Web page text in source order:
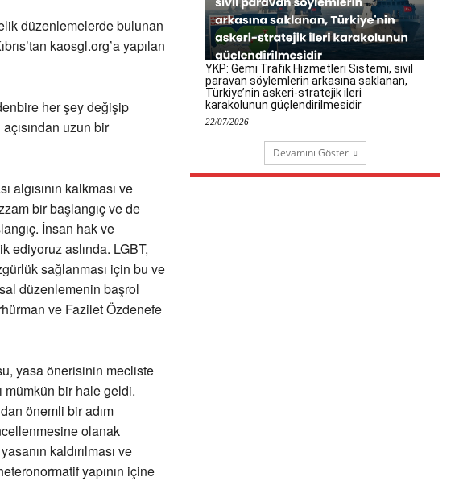
düzenlemelerde bulunan
kaosgl.org’a yapılan
her şey değişip
uzun bir
kalkması ve
bir başlangıç ve de
İnsan hak ve
ediyoruz aslında. LGBT,
sağlanması için bu ve
düzenlemenin başrol
ve Fazilet Özdenefe
yasa önerisinin mecliste
mümkün bir hale geldi.
önemli bir adım
olanak
kaldırılması ve
yapının içine
YKP: Gemi Trafik Hizmetleri Sistemi, sivil
paravan söylemlerin arkasına saklanan,
Türkiye’nin askeri-stratejik ileri
karakolunun güçlendirilmesidir
22/07/2026
Devamını Göster